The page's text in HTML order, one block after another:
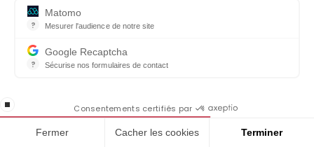
?
Matomo
Mesurer l'audience de notre site
?
Google Recaptcha
Sécurise nos formulaires de contact
stop loading Consentements certifiés par
Fermer Cacher les cookies Terminer
politique de confidentialité de ce site